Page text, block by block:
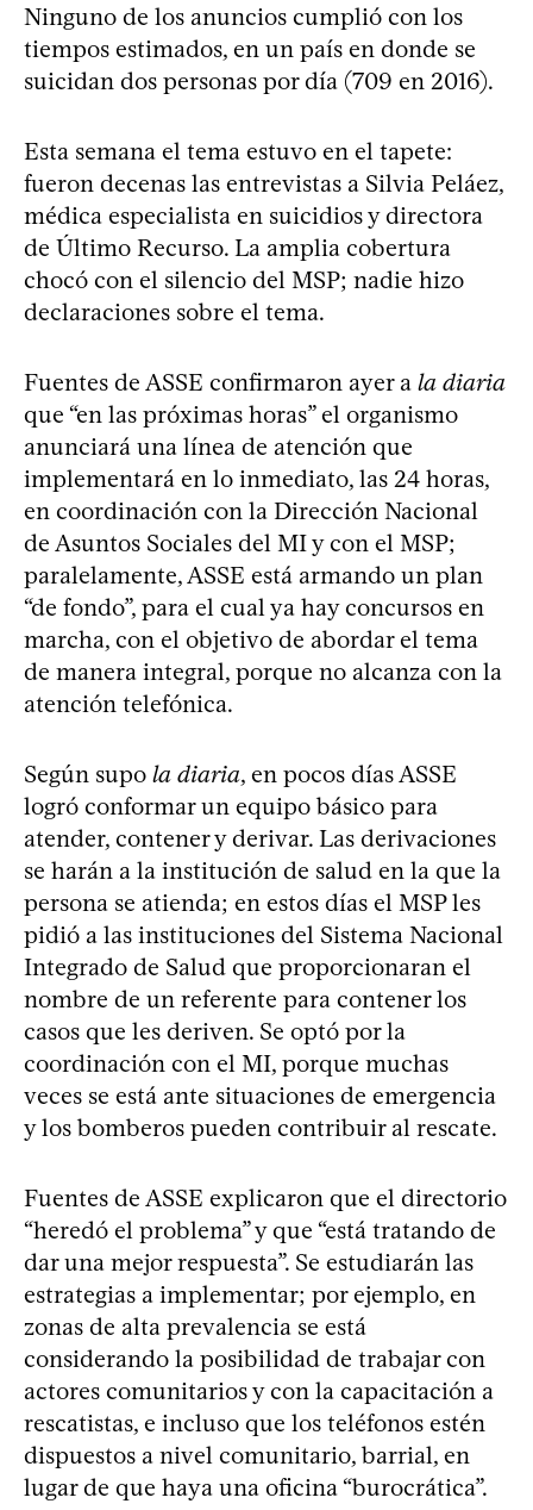
Ninguno de los anuncios cumplió con los
tiempos estimados, en un país en donde se
suicidan dos personas por día (709 en 2016).
Esta semana el tema estuvo en el tapete:
fueron decenas las entrevistas a Silvia Peláez,
médica especialista en suicidios y directora
de Último Recurso. La amplia cobertura
chocó con el silencio del MSP; nadie hizo
declaraciones sobre el tema.
Fuentes de ASSE confirmaron ayer a la diaria
que “en las próximas horas” el organismo
anunciará una línea de atención que
implementará en lo inmediato, las 24 horas,
en coordinación con la Dirección Nacional
de Asuntos Sociales del MI y con el MSP;
paralelamente, ASSE está armando un plan
“de fondo”, para el cual ya hay concursos en
marcha, con el objetivo de abordar el tema
de manera integral, porque no alcanza con la
atención telefónica.
Según supo la diaria, en pocos días ASSE
logró conformar un equipo básico para
atender, contener y derivar. Las derivaciones
se harán a la institución de salud en la que la
persona se atienda; en estos días el MSP les
pidió a las instituciones del Sistema Nacional
Integrado de Salud que proporcionaran el
nombre de un referente para contener los
casos que les deriven. Se optó por la
coordinación con el MI, porque muchas
veces se está ante situaciones de emergencia
y los bomberos pueden contribuir al rescate.
Fuentes de ASSE explicaron que el directorio
“heredó el problema” y que “está tratando de
dar una mejor respuesta”. Se estudiarán las
estrategias a implementar; por ejemplo, en
zonas de alta prevalencia se está
considerando la posibilidad de trabajar con
actores comunitarios y con la capacitación a
rescatistas, e incluso que los teléfonos estén
dispuestos a nivel comunitario, barrial, en
lugar de que haya una oficina “burocrática”.